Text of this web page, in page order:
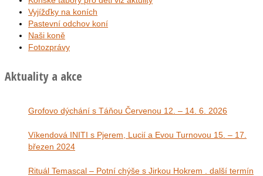
Vyjížďky na koních
Pastevní odchov koní
Naši koně
Fotozprávy
Aktuality a akce
Grofovo dýchání s Táňou Červenou 12. – 14. 6. 2026
Víkendová INITI s Pjerem, Lucií a Evou Turnovou 15. – 17.
březen 2024
Rituál Temascal – Potní chýše s Jirkou Hokrem . další termín